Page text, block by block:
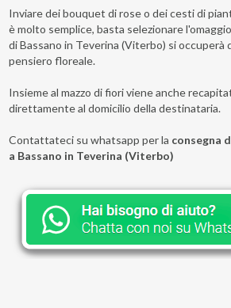
Inviare dei bouquet di rose o dei cesti di
è molto semplice, basta selezionare
di Bassano in Teverina (Viterbo) si occuperà
pensiero floreale.
Insieme al mazzo di fiori viene anche
direttamente al domicilio della destinataria.
Contattateci su whatsapp per la consegna
a Bassano in Teverina (Viterbo)